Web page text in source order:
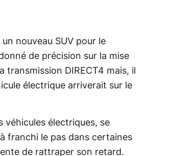
nouveau SUV pour le
de précision sur la mise
DIRECT4 mais, il
électrique arriverait sur le
véhicules électriques, se
franchi le pas dans certaines
de rattraper son retard.